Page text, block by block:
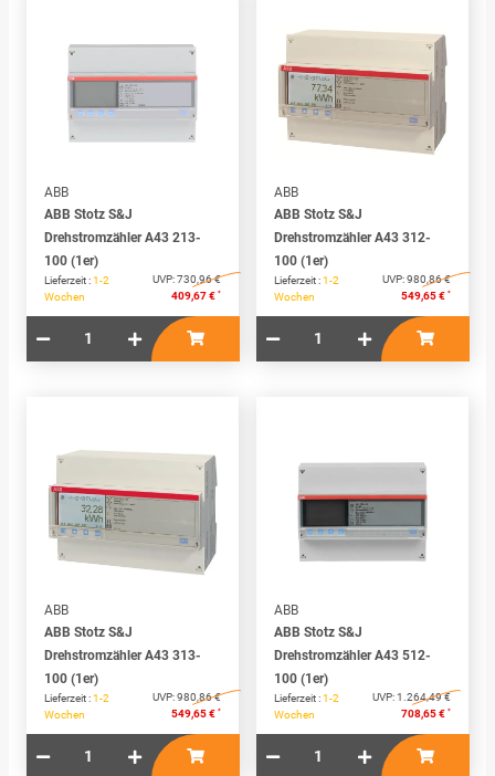
ABB
ABB Stotz S&J
Drehstromzähler A43 213-
100 (1er)
Lieferzeit :1-2
Wochen
UVP:730,96 €
409,67 € *
ABB
ABB Stotz S&J
Drehstromzähler A43 312-
100 (1er)
Lieferzeit :1-2
Wochen
UVP:980,86 €
549,65 € *
ABB
ABB Stotz S&J
Drehstromzähler A43 313-
100 (1er)
Lieferzeit :1-2
Wochen
UVP:980,86 €
549,65 € *
ABB
ABB Stotz S&J
Drehstromzähler A43 512-
100 (1er)
Lieferzeit :1-2
Wochen
UVP:1.264,49 €
708,65 € *